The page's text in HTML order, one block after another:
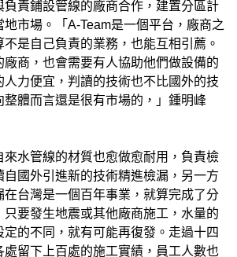
負責鋪設管線的廠商合作，建置分區計
市場。「A-Team是一個平台，廠商之
是自己負責的業務，也能互相引薦。
商，也會需要有人協助他們做設備的
力便宜，判讀的技術也不比國外的技
整體而言還是很有市場的，」鍾明峰
來水管線的材質也愈做愈耐用，負責檢
自國外引進新的技術精進檢漏，另一方
在台灣是一個百年事業，就算完成了分
只要發生地震或其他廠商施工，水量的
的不同，就有可能再復發。走過十四
留下上百處的施工實績，員工人數也